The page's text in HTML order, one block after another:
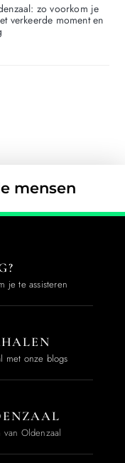
zo voorkom je
verkeerde moment en
mensen
je te assisteren
met onze blogs
Oldenzaal